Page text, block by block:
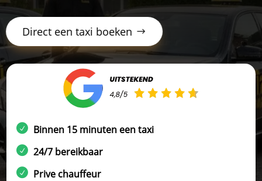
Direct een taxi boeken
Binnen 15 minuten een taxi
24/7 bereikbaar
Prive chauffeur